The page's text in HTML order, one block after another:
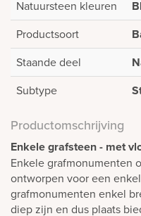
Natuursteen kleuren
Productsoort
Staande deel
Subtype
Productomschrijving
Enkele grafsteen - met
Enkele grafmonumenten
ontworpen voor een
grafmonumenten enkel
diep zijn en dus plaats